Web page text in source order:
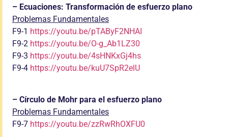
– Ecuaciones: Transformación de esfuerzo plano
Problemas Fundamentales
F9-1 https://youtu.be/pTAByF2NHAI
F9-2 https://youtu.be/O-g_Ab1LZ30
F9-3 https://youtu.be/4sHNKxGj4hs
F9-4 https://youtu.be/kuU7SpR2elU
– Círculo de Mohr para el esfuerzo plano
Problemas Fundamentales
F9-7 https://youtu.be/zzRwRhOXFU0